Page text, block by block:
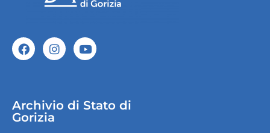
Archivio di Stato di
Gorizia